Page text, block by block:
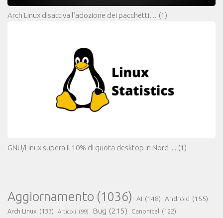
Arch Linux disattiva l’adozione dei pacchetti… (1)
GNU/Linux supera il 10% di quota desktop in Nord… (1)
Aggiornamento (1036) AI (148) Android (155)
Arch Linux (133) Articoli (99) Bug (215) Canonical (122)